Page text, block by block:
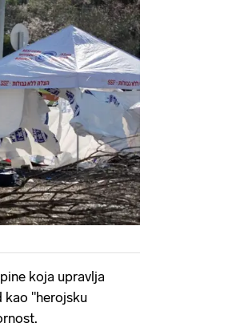
koja upravlja
kao "herojsku